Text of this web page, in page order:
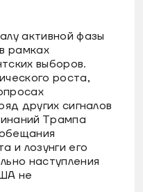
активной фазы
рамках
выборов.
роста,
других сигналов
Трампа
и лозунги его
наступления
не